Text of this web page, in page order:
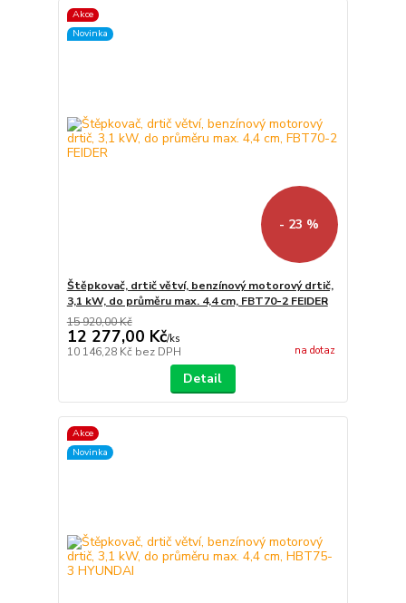
Akce
Novinka
- 23 %
Štěpkovač, drtič větví, benzínový motorový drtič,
3,1 kW, do průměru max. 4,4 cm, FBT70-2 FEIDER
15 920,00 Kč
12 277,00 Kč/ks
10 146,28 Kč bez DPH na dotaz
Detail
Akce
Novinka